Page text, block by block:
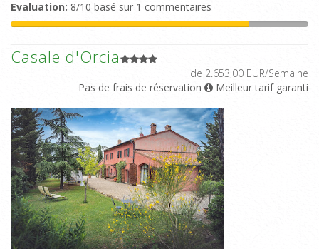
Evaluation: 8/10 basé sur 1 commentaires
Casale d'Orcia
de 2.653,00 EUR/Semaine
Pas de frais de réservation
Meilleur tarif garanti